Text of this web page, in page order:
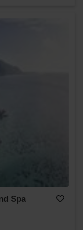
Spa